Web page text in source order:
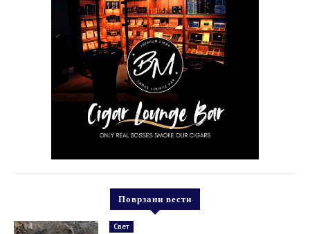
Поврзани вести
Свет